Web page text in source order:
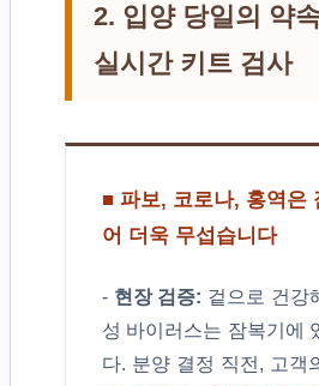
2. 입양 당일의 약
실시간 키트 검사
■ 파보, 코로나, 홍역은
어 더욱 무섭습니다
- 현장 검증: 겉으로 건강
성 바이러스는 잠복기에
다. 분양 결정 직전, 고객